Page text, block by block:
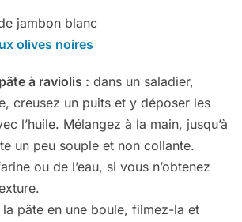
jambon blanc
olives noires
à raviolis : dans un saladier,
creusez un puits et y déposer les
l’huile. Mélangez à la main, jusqu’à
un peu souple et non collante.
ou de l’eau, si vous n’obtenez
la pâte en une boule, filmez-la et